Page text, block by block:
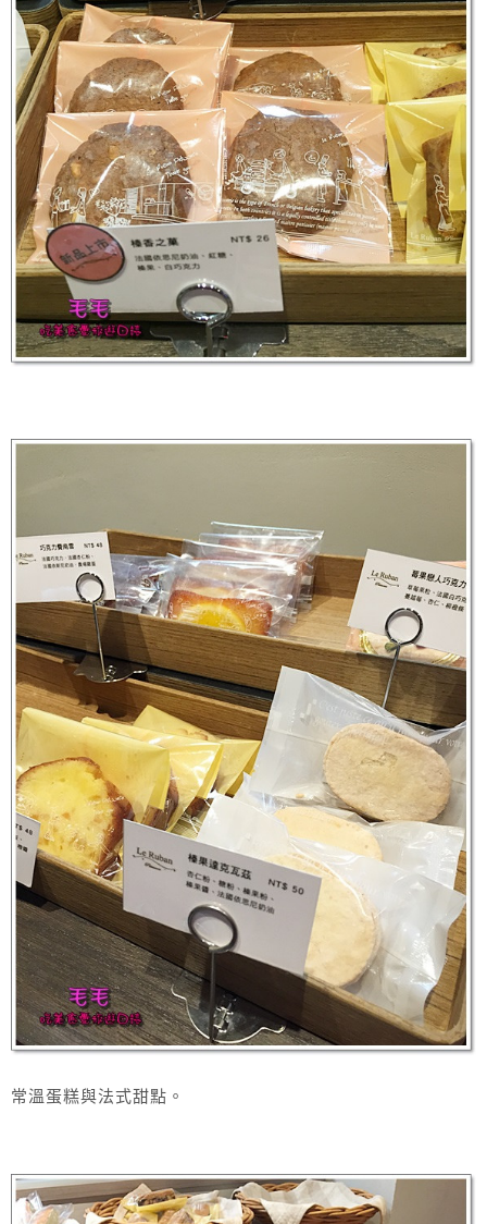
常溫蛋糕與法式甜點。